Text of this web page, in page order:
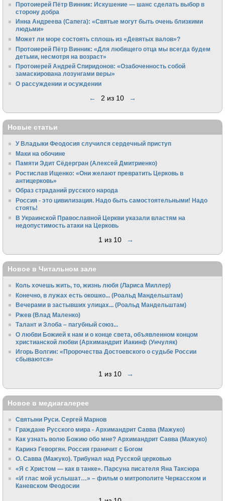
Протоиерей Пётр Винник: Искушение — шанс сделать выбор в
сторону добра
Инна Андреева (Сапега): «Святые могут быть очень близкими
людьми»
Может ли море состоять сплошь из «Девятых валов»?
Протоиерей Пётр Винник: «Для любящего отца мы всегда будем
детьми, несмотря на возраст»
Протоиерей Андрей Спиридонов: «Озабоченность собой
замаскирована лозунгами веры»
О рассуждении и осуждении
← 2 из 10 →
Новые статьи
У Владыки Феодосия случился сердечный приступ
Маки на обочине
Памяти Эдит Сёдергран (Алексей Дмитриенко)
Ростислав Ищенко: «Они желают превратить Церковь в
антицерковь»
Образ страданий русского народа
Россия - это цивилизация. Надо быть самостоятельными! Надо
стоять!
В Украинской Православной Церкви указали властям на
недопустимость атаки на Церковь
1 из 10 →
Новое в Читальном зале
Коль хочешь жить, то, жизнь любя (Лариса Миллер)
Конечно, в лужах есть окошко... (Роальд Мандельштам)
Вечерами в застывших улицах... (Роальд Мандельштам)
Ржев (Влад Маленко)
Талант и Злоба – пагубный союз...
О любви Божией к нам и о конце света, объявленном концом
христианской любви (Архимандрит Иакинф (Унчуляк)
Игорь Волгин: «Пророчества Достоевского о судьбе России
сбываются»
1 из 10 →
Новое в медиагалерее
Святыни Руси. Сергей Марнов
Граждане Русского мира - Архимандрит Савва (Мажуко)
Как узнать волю Божию обо мне? Архимандрит Савва (Мажуко)
Каринэ Геворгян. Россия граничит с Богом
О. Савва (Мажуко). Трибунал над Русской церковью
«Я с Христом — как в танке». Парсуна писателя Яна Таксюра
«И глас мой услышат…» – фильм о митрополите Черкасском и
Каневском Феодосии